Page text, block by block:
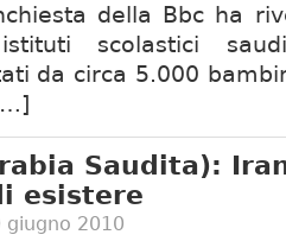
della Bbc ha
scolastici
da circa 5.000
Saudita):
esistere
giugno 2010